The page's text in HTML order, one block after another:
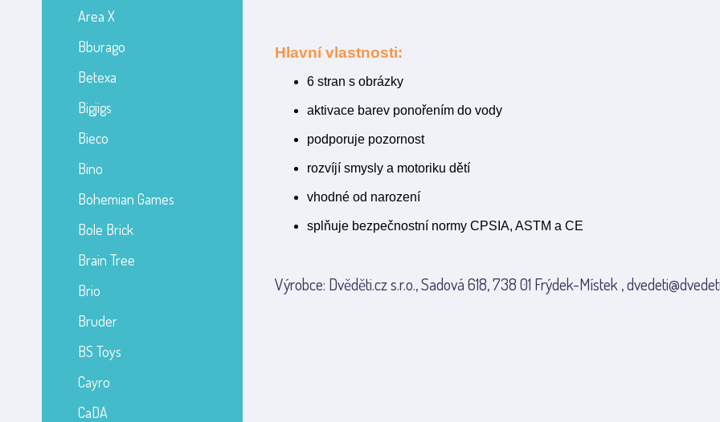
Area X
Bburago
Betexa
Bigjigs
Bieco
Bino
Bohemian Games
Bole Brick
Brain Tree
Brio
Bruder
BS Toys
Cayro
CaDA
Hlavní vlastnosti:
6 stran s obrázky
aktivace barev ponořením do vody
podporuje pozornost
rozvíjí smysly a motoriku dětí
vhodné od narození
splňuje bezpečnostní normy CPSIA, ASTM a CE
Výrobce: Dvěděti.cz s.r.o., Sadová 618, 738 01 Frýdek-Místek ,